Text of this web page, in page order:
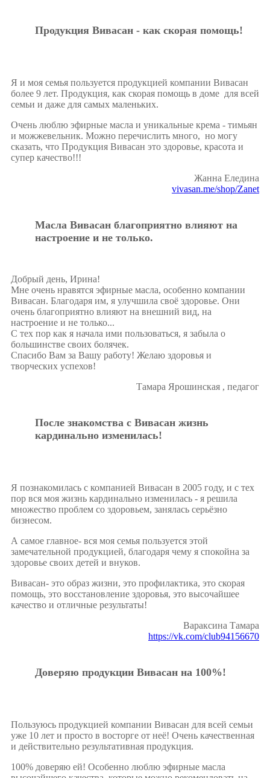
Продукция Вивасан - как скорая помощь!
Я и моя семья пользуется продукцией компании Вивасан
более 9 лет. Продукция, как скорая помощь в доме для всей
семьи и даже для самых маленьких.
Очень люблю эфирные масла и уникальные крема - тимьян
и можжевельник. Можно перечислить много, но могу
сказать, что Продукция Вивасан это здоровье, красота и
супер качество!!!
Жанна Еледина
vivasan.me/shop/Zanet
Масла Вивасан благоприятно влияют на
настроение и не только.
Добрый день, Ирина!
Мне очень нравятся эфирные масла, особенно компании
Вивасан. Благодаря им, я улучшила своё здоровье. Они
очень благоприятно влияют на внешний вид, на
настроение и не только...
С тех пор как я начала ими пользоваться, я забыла о
большинстве своих болячек.
Спасибо Вам за Вашу работу! Желаю здоровья и
творческих успехов!
Тамара Ярошинская , педагог
После знакомства с Вивасан жизнь
кардинально изменилась!
Я познакомилась с компанией Вивасан в 2005 году, и с тех
пор вся моя жизнь кардинально изменилась - я решила
множество проблем со здоровьем, занялась серьёзно
бизнесом.
А самое главное- вся моя семья пользуется этой
замечательной продукцией, благодаря чему я спокойна за
здоровье своих детей и внуков.
Вивасан- это образ жизни, это профилактика, это скорая
помощь, это восстановление здоровья, это высочайшее
качество и отличные результаты!
Вараксина Тамара
https://vk.com/club94156670
Доверяю продукции Вивасан на 100%!
Пользуюсь продукцией компании Вивасан для всей семьи
уже 10 лет и просто в восторге от неё! Очень качественная
и действительно результативная продукция.
100% доверяю ей! Особенно люблю эфирные масла